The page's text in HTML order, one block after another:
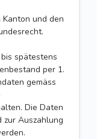
und den
spätestens
per 1.
gemäss
Die Daten
Auszahlung